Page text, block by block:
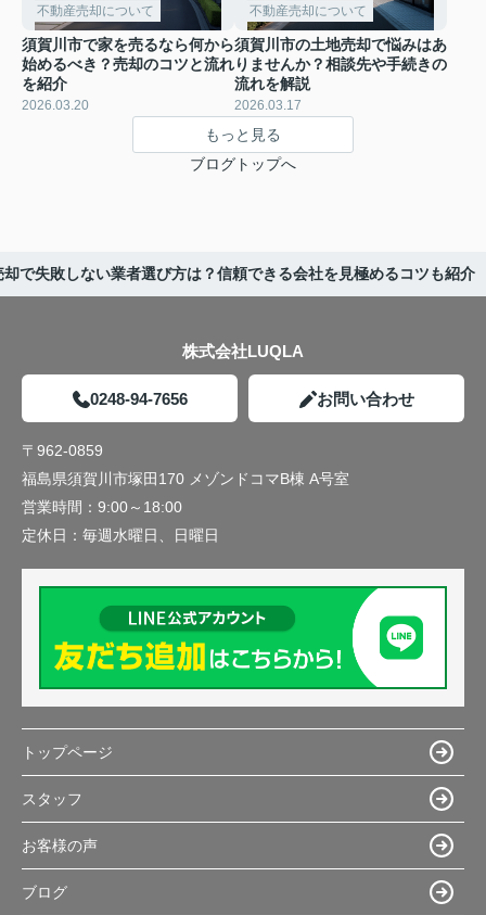
不動産売却について
須賀川市で家を売るなら何から
始めるべき？売却のコツと流れ
を紹介
2026.03.20
不動産売却について
須賀川市の土地売却で悩みはあ
りませんか？相談先や手続きの
流れを解説
2026.03.17
もっと見る
ブログトップへ
で失敗しない業者選び方は？信頼できる会社を見極めるコツも紹介
株式会社LUQLA
0248-94-7656 お問い合わせ
〒962-0859
福島県須賀川市塚田170 メゾンドコマB棟 A号室
営業時間： 9:00～18:00
定休日： 毎週水曜日、日曜日
トップページ
スタッフ
お客様の声
ブログ